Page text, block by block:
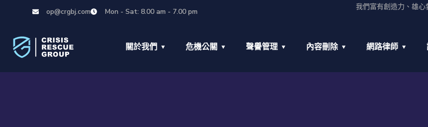
op@crgbj.com Mon - Sat: 8.00 am - 7.00 pm
我們富有創造力、雄心
關於我們 危機公關 聲譽管理 內容刪除 網路律師